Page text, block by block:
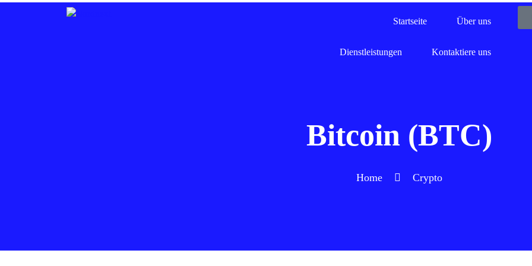
Startseite Über uns
Dienstleistungen Kontaktiere uns
Bitcoin (BTC)
Home Crypto